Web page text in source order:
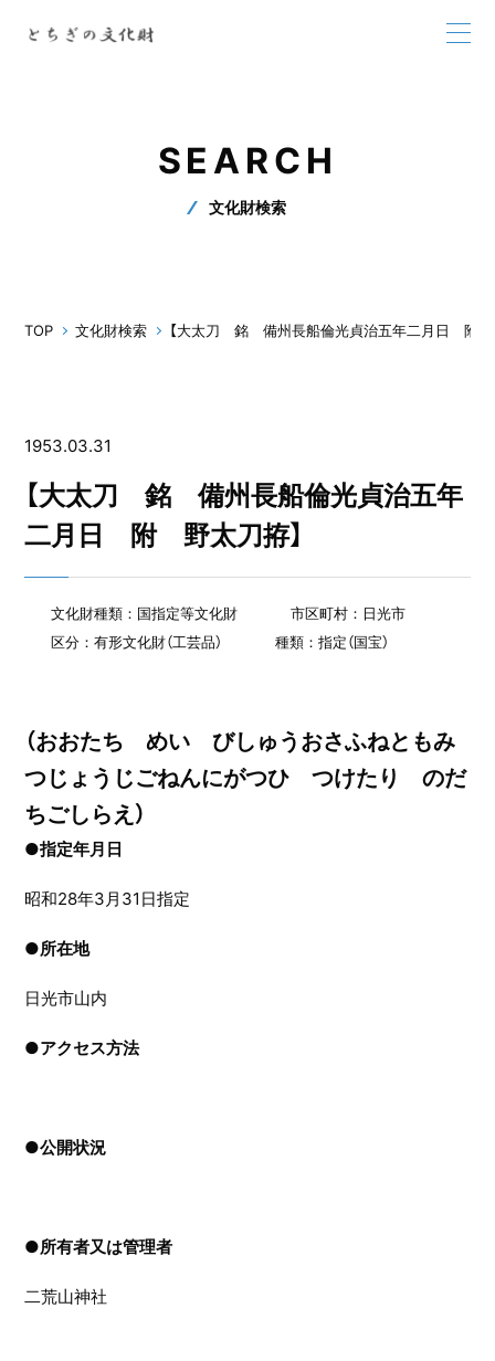
SEARCH
文化財検索
TOP 文化財検索 【大太刀 銘 備州長船倫光貞治五年二月日 附
1953.03.31
【大太刀 銘 備州長船倫光貞治五年
二月日 附 野太刀拵】
文化財種類：国指定等文化財
市区町村：日光市
区分：有形文化財（工芸品）
種類：指定（国宝）
（おおたち めい びしゅうおさふねともみ
つじょうじごねんにがつひ つけたり のだ
ちごしらえ）
●指定年月日
昭和28年3月31日指定
●所在地
日光市山内
●アクセス方法
●公開状況
●所有者又は管理者
二荒山神社